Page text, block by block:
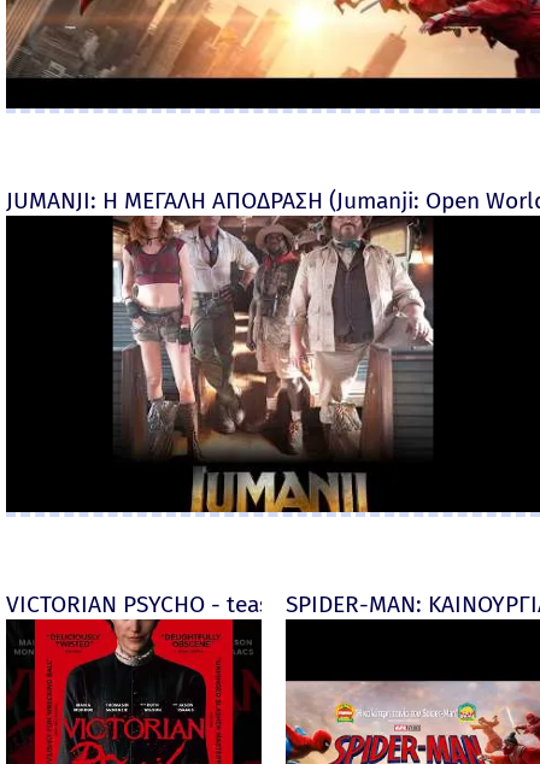
JUMANJI: Η ΜΕΓΑΛΗ ΑΠΟΔΡΑΣΗ (Jumanji: Open
VICTORIAN PSYCHO - teaserSPIDER-MAN: